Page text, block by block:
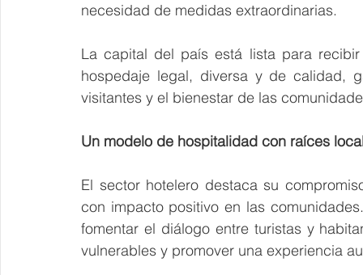
necesidad de medidas extraordinarias.
La capital del país está lista para
hospedaje legal, diversa y de calidad,
visitantes y el bienestar de las
Un modelo de hospitalidad con raíces
El sector hotelero destaca su
con impacto positivo en las
fomentar el diálogo entre turistas y
vulnerables y promover una experiencia